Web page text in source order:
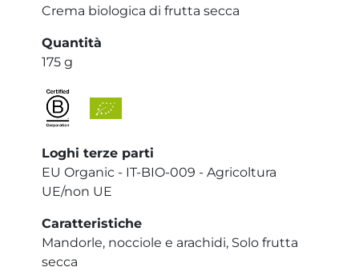
Crema biologica di frutta secca
Quantità
175 g
Loghi terze parti
EU Organic - IT-BIO-009 - Agricoltura
UE/non UE
Caratteristiche
Mandorle, nocciole e arachidi, Solo frutta
secca